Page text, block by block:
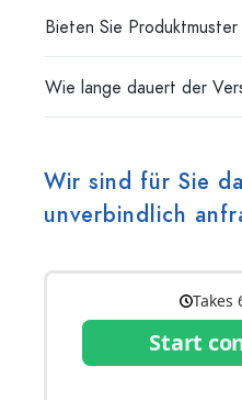
Bieten Sie Produktmuster
Wie lange dauert der
Wir sind für Sie
unverbindlich